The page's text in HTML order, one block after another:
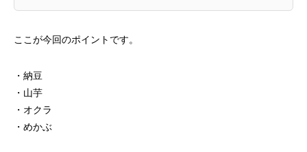
ここが今回のポイントです。
・納豆
・山芋
・オクラ
・めかぶ